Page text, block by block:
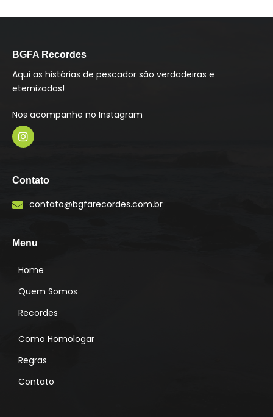
BGFA Recordes
Aqui as histórias de pescador são verdadeiras e
eternizadas!
Nos acompanhe no Instagram
s
t
a
g
m
Contato
contato@bgfarecordes.com.br
Menu
Home
Quem Somos
Recordes
Como Homologar
Regras
Contato